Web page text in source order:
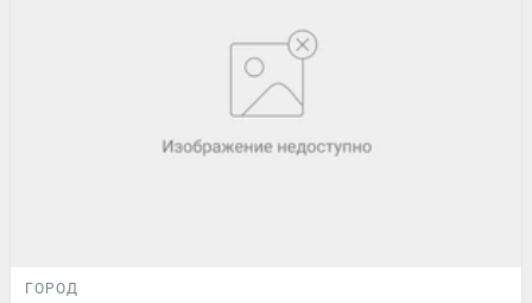
ГОРОД